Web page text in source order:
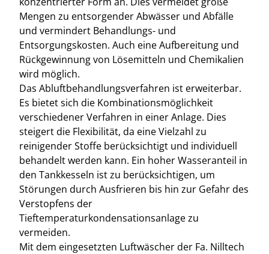
Mengen zu entsorgender Abwässer und Abfälle
und vermindert Behandlungs- und
Entsorgungskosten. Auch eine Aufbereitung und
Rückgewinnung von Lösemitteln und Chemikalien
wird möglich.
Das Abluftbehandlungsverfahren ist erweiterbar.
Es bietet sich die Kombinationsmöglichkeit
verschiedener Verfahren in einer Anlage. Dies
steigert die Flexibilität, da eine Vielzahl zu
reinigender Stoffe berücksichtigt und individuell
behandelt werden kann. Ein hoher Wasseranteil in
den Tankkesseln ist zu berücksichtigen, um
Störungen durch Ausfrieren bis hin zur Gefahr des
Verstopfens der
Tieftemperaturkondensationsanlage zu
vermeiden.
Mit dem eingesetzten Luftwäscher der Fa. Nilltech